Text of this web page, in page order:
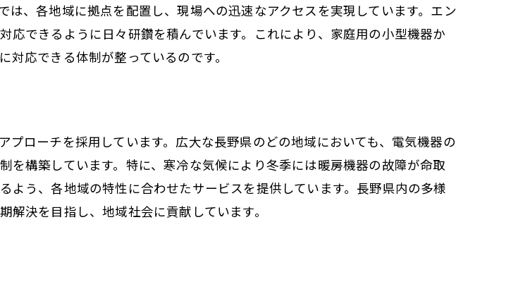
、各地域に拠点を配置し、現場への迅速なアクセスを実現しています。エン
できるように日々研鑽を積んでいます。これにより、家庭用の小型機器か
応できる体制が整っているのです。
ローチを採用しています。広大な長野県のどの地域においても、電気機器の
を構築しています。特に、寒冷な気候により冬季には暖房機器の故障が命取
う、各地域の特性に合わせたサービスを提供しています。長野県内の多様
決を目指し、地域社会に貢献しています。